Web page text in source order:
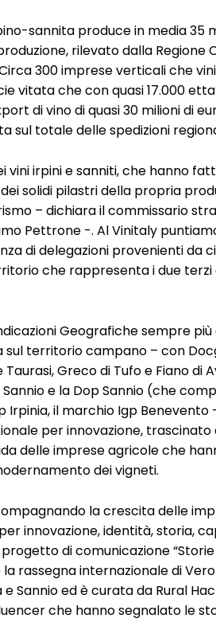
sannita produce in media 35
rilevato dalla Regione
300 imprese verticali che
vitata che con quasi 17.000
di vino di quasi 30 milioni di
totale delle spedizioni
vini irpini e sanniti, che hanno
solidi pilastri della propria
– dichiara il commissario
Pettrone -. Al Vinitaly
di delegazioni provenienti da
che rappresenta i due
Geografiche sempre
sul territorio campano – con
Greco di Tufo e Fiano di
e la Dop Sannio (che
il marchio Igp Benevento
per innovazione,
delle imprese agricole che
dei vigneti.
la crescita delle
innovazione, identità, storia,
di comunicazione “Storie
rassegna internazionale di
Sannio ed è curata da Rural
che hanno segnalato le